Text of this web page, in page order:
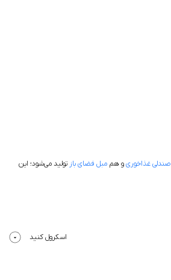
صندلی غذاخوریو هم مبل فضای باز تولید می‌شود؛ این
اسکرول کنید